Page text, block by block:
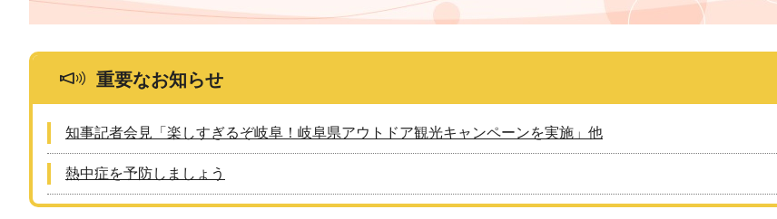
重要なお知らせ
知事記者会見「楽しすぎるぞ岐阜！岐阜県アウトドア観光キャンペーンを実施」他
熱中症を予防しましょう